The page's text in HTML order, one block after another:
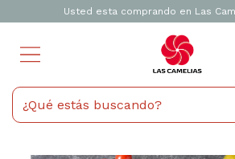
Usted esta comprando en Las